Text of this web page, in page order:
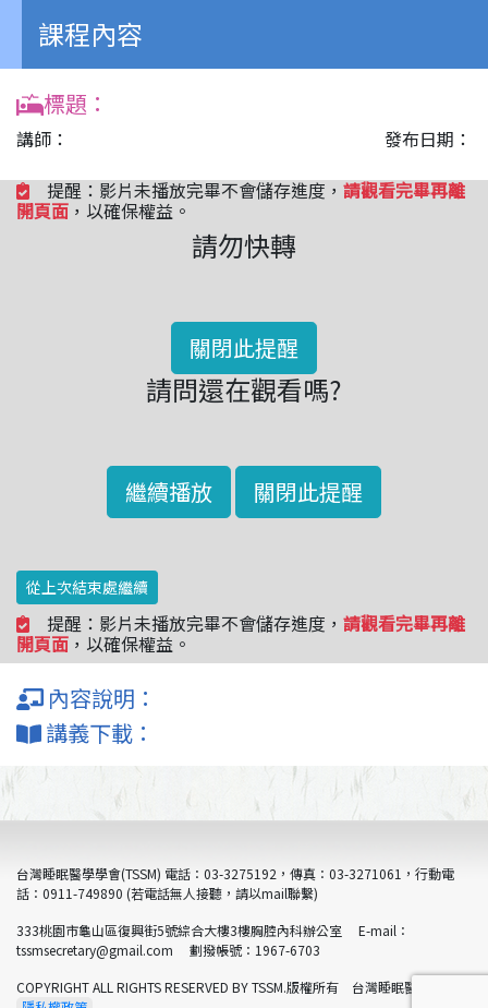
課程內容
標題：
講師：
發布日期：
提醒：影片未播放完畢不會儲存進度， 請觀看完畢再離
開頁面 ，以確保權益。
請勿快轉
關閉此提醒
請問還在觀看嗎?
繼續播放 關閉此提醒
從上次結束處繼續
提醒：影片未播放完畢不會儲存進度， 請觀看完畢再離
開頁面 ，以確保權益。
內容說明：
講義下載：
台灣睡眠醫學學會(TSSM) 電話：03-3275192，傳真：03-3271061，行動電
話：0911-749890 (若電話無人接聽，請以mail聯繫)
333桃園市龜山區復興街5號綜合大樓3樓胸腔內科辦公室 E-mail：
tssmsecretary@gmail.com 劃撥帳號：1967-6703
COPYRIGHT ALL RIGHTS RESERVED BY TSSM.版權所有 台灣睡眠醫學學會